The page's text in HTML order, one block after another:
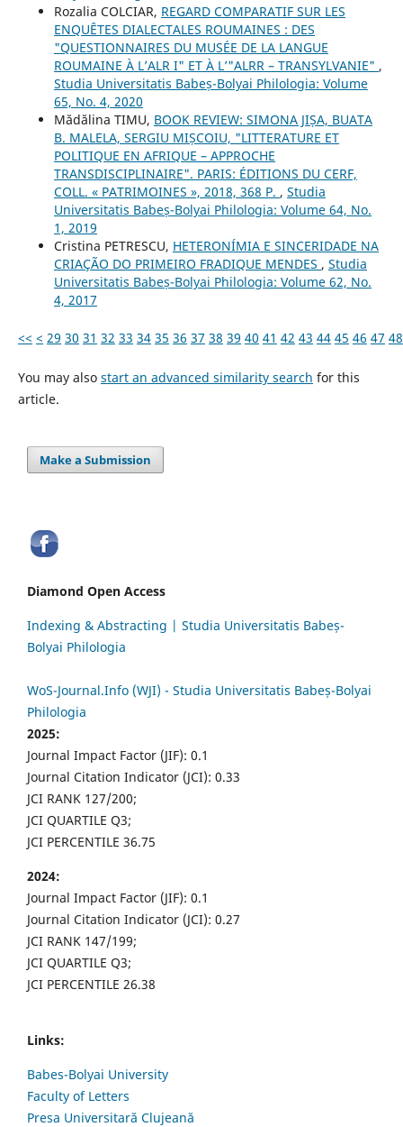
Rozalia COLCIAR, REGARD COMPARATIF SUR LES
ENQUÊTES DIALECTALES ROUMAINES : DES
"QUESTIONNAIRES DU MUSÉE DE LA LANGUE
ROUMAINE À L’ALR I" ET À L’"ALRR – TRANSYLVANIE" ,
Studia Universitatis Babeș-Bolyai Philologia: Volume
65, No. 4, 2020
Mădălina TIMU, BOOK REVIEW: SIMONA JIȘA, BUATA
B. MALELA, SERGIU MIȘCOIU, "LITTERATURE ET
POLITIQUE EN AFRIQUE – APPROCHE
TRANSDISCIPLINAIRE". PARIS: ÉDITIONS DU CERF,
COLL. « PATRIMOINES », 2018, 368 P. , Studia
Universitatis Babeș-Bolyai Philologia: Volume 64, No.
1, 2019
Cristina PETRESCU, HETERONÍMIA E SINCERIDADE NA
CRIAÇÃO DO PRIMEIRO FRADIQUE MENDES , Studia
Universitatis Babeș-Bolyai Philologia: Volume 62, No.
4, 2017
<< < 29 30 31 32 33 34 35 36 37 38 39 40 41 42 43 44 45 46 47 48
You may also start an advanced similarity search for this
article.
Make a Submission
Diamond Open Access
Indexing & Abstracting | Studia Universitatis Babeș-
Bolyai Philologia
WoS-Journal.Info (WJI) - Studia Universitatis Babeș-Bolyai
Philologia
2025:
Journal Impact Factor (JIF): 0.1
Journal Citation Indicator (JCI): 0.33
JCI RANK 127/200;
JCI QUARTILE Q3;
JCI PERCENTILE 36.75
2024:
Journal Impact Factor (JIF): 0.1
Journal Citation Indicator (JCI): 0.27
JCI RANK 147/199;
JCI QUARTILE Q3;
JCI PERCENTILE 26.38
Links:
Babes-Bolyai University
Faculty of Letters
Presa Universitară Clujeană